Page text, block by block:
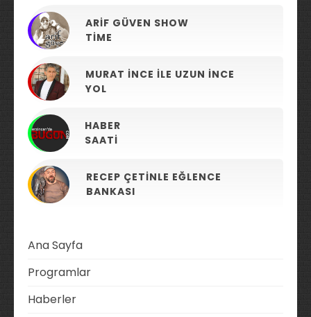
ARIF GÜVEN SHOW
TIME
MURAT İNCE ILE UZUN İNCE
YOL
HABER
SAATI
RECEP ÇETINLE EĞLENCE
BANKASI
Ana Sayfa
Programlar
Haberler